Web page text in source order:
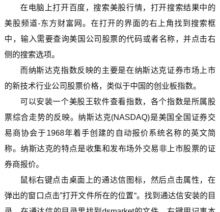
在电脑上打开百度，搜索美股行情，打开搜索结果中的
美股频道-东方财富网。在打开的界面的右上角找到搜索框
中，输入需要查询美国公司股票的代码或者名称，并点击右
侧的搜索选项。
而纳斯达克指数反映的主要是在纳斯达克证券市场上市
的新技术行业公司股票价格，类似于中国的创业板指数。
可以安装一个美股王软件查看指数，各个指数是所属股
票综合走势的反映。纳斯达克(NASDAQ)是美国全国证券交
易商协会于1968年着手创建的自动报价系统名称的英文简
称。纳斯达克的特点是收集和发布场外交易非上市股票的证
券商报价。
鼠标右键点击桌面上的通达信图标，然后点击属性，在
弹出的窗口点击”打开文件所在的位置“。找到通达信安装的目